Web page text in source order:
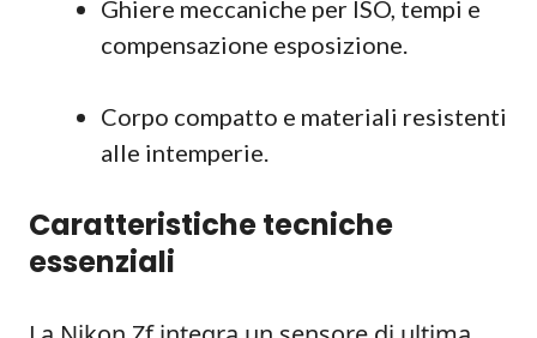
Ghiere meccaniche per ISO, tempi e
compensazione esposizione.
Corpo compatto e materiali resistenti
alle intemperie.
Caratteristiche tecniche
essenziali